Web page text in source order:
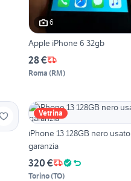
6
Apple iPhone 6 32gb
28 €
Roma (RM)
Vetrina
iPhone 13 128GB nero usato
garanzia
320 €
Torino(TO)